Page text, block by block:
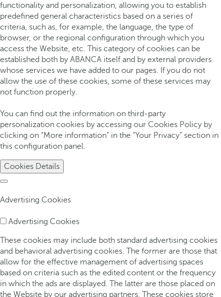
functionality and personalization, allowing you to establish
predefined general characteristics based on a series of
criteria, such as, for example, the language, the type of
browser, or the regional configuration through which you
access the Website, etc. This category of cookies can be
established both by ABANCA itself and by external providers
whose services we have added to our pages. If you do not
allow the use of these cookies, some of these services may
not function properly.
You can find out the information on third-party
personalization cookies by accessing our Cookies Policy by
clicking on “More information” in the “Your Privacy” section in
this configuration panel.
Cookies Details
Advertising Cookies
Advertising Cookies
These cookies may include both standard advertising cookies
and behavioral advertising cookies. The former are those that
allow for the effective management of advertising spaces
based on criteria such as the edited content or the frequency
in which the ads are displayed. The latter are those placed on
the Website by our advertising partners. These cookies store